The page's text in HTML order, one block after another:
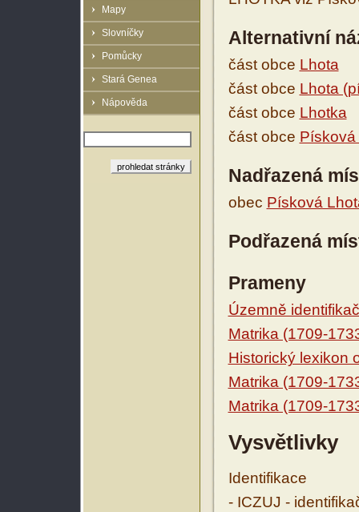
Mapy
Slovníčky
Pomůcky
Stará Genea
Nápověda
Alternativní
část obce Lhota
část obce Lhota
část obce Lhotka
část obce Písková
Nadřazená
obec Písková
Podřazená
Prameny
Územně
Matrika (1709-
Historický lexikon
Matrika (1709-
Matrika (1709-
Vysvětlivky
Identifikace
- ICZUJ -